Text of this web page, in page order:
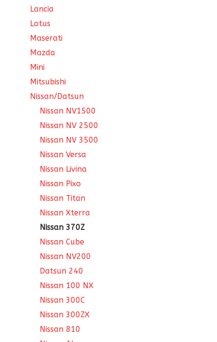
Lancia
Lotus
Maserati
Mazda
Mini
Mitsubishi
Nissan/Datsun
Nissan NV1500
Nissan NV 2500
Nissan NV 3500
Nissan Versa
Nissan Livina
Nissan Pixo
Nissan Titan
Nissan Xterra
Nissan 370Z
Nissan Cube
Nissan NV200
Datsun 240
Nissan 100 NX
Nissan 300C
Nissan 300ZX
Nissan 810